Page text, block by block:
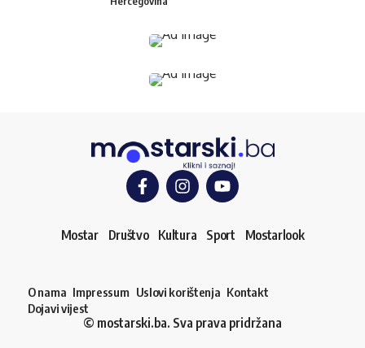
Mostar Društvo Kultura Sport Mostarlook
O nama Impressum Uslovi korištenja Kontakt
Dojavi vijest
© mostarski.ba. Sva prava pridržana